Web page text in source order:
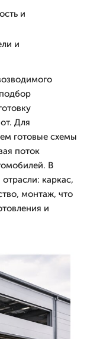
и
и
Для
готовые схемы
поток
В
каркас,
монтаж, что
и